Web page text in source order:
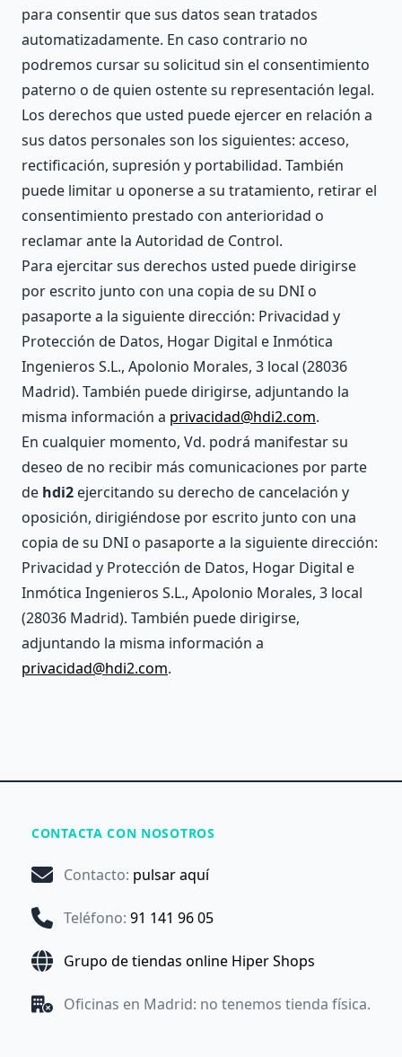
para consentir que sus datos sean tratados
automatizadamente. En caso contrario no
podremos cursar su solicitud sin el consentimiento
paterno o de quien ostente su representación legal.
Los derechos que usted puede ejercer en relación a
sus datos personales son los siguientes: acceso,
rectificación, supresión y portabilidad. También
puede limitar u oponerse a su tratamiento, retirar el
consentimiento prestado con anterioridad o
reclamar ante la Autoridad de Control.
Para ejercitar sus derechos usted puede dirigirse
por escrito junto con una copia de su DNI o
pasaporte a la siguiente dirección: Privacidad y
Protección de Datos, Hogar Digital e Inmótica
Ingenieros S.L., Apolonio Morales, 3 local (28036
Madrid). También puede dirigirse, adjuntando la
misma información a privacidad@hdi2.com.
En cualquier momento, Vd. podrá manifestar su
deseo de no recibir más comunicaciones por parte
de hdi2 ejercitando su derecho de cancelación y
oposición, dirigiéndose por escrito junto con una
copia de su DNI o pasaporte a la siguiente dirección:
Privacidad y Protección de Datos, Hogar Digital e
Inmótica Ingenieros S.L., Apolonio Morales, 3 local
(28036 Madrid). También puede dirigirse,
adjuntando la misma información a
privacidad@hdi2.com.
CONTACTA CON NOSOTROS
Contacto: pulsar aquí
Teléfono: 91 141 96 05
Grupo de tiendas online Hiper Shops
Oficinas en Madrid: no tenemos tienda física.